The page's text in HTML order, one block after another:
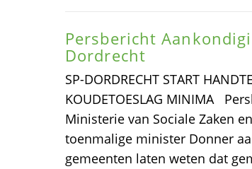
Persbericht
Dordrecht
SP-DORDRECHT START
KOUDETOESLAG MINIMA
Ministerie van Sociale Zaken
toenmalige minister Donner
gemeenten laten weten dat